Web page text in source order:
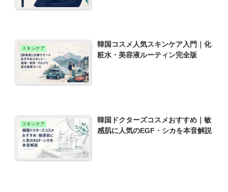
スキンケア
韓国コスメ人気スキンケア入門｜化
粧水・美容液ルーティン完全版
スキンケア
韓国ドクターズコスメおすすめ｜敏
感肌に人気のEGF・シカを本音解説